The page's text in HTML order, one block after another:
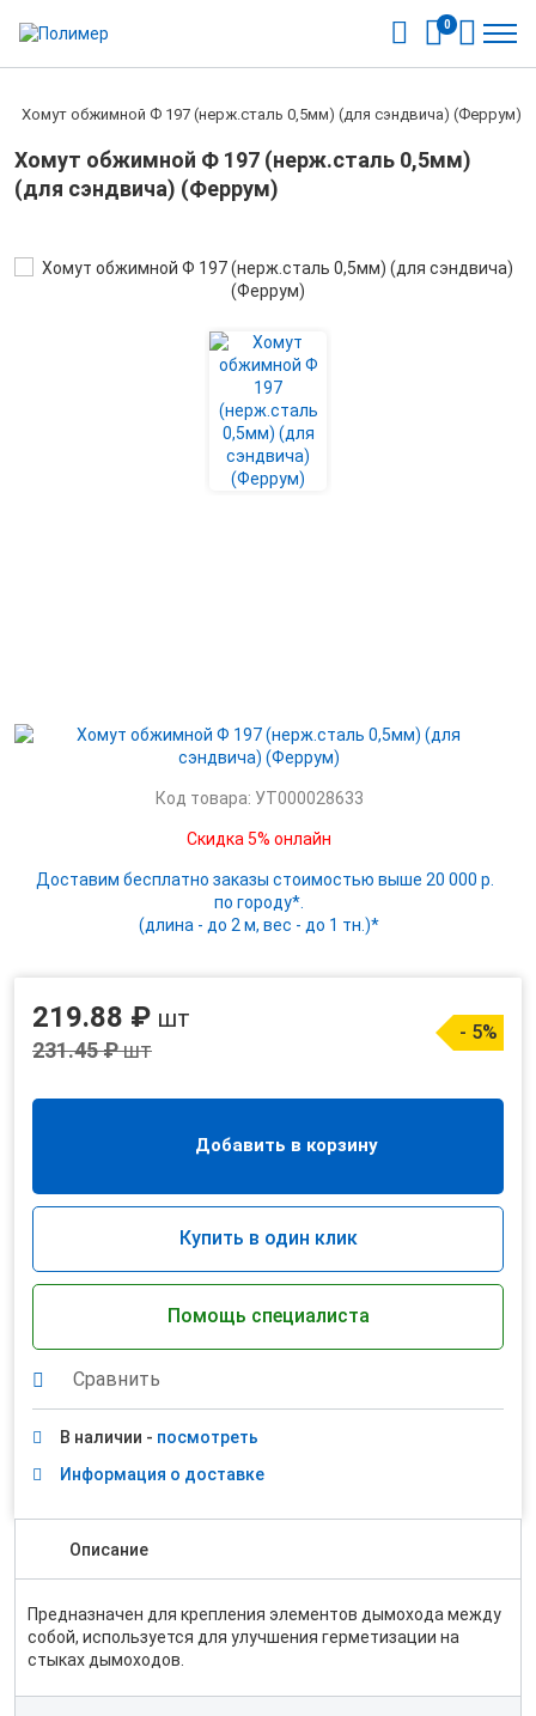
0
Хомут обжимной Ф 197 (нерж.сталь 0,5мм) (для сэндвича) (Феррум)
Хомут обжимной Ф 197 (нерж.сталь 0,5мм)
(для сэндвича) (Феррум)
Код товара: УТ000028633
Скидка 5% онлайн
Доставим бесплатно заказы стоимостью выше 20 000 р.
по городу*.
(длина - до 2 м, вес - до 1 тн.)*
219.88 ₽ шт
231.45 ₽шт
- 5%
Добавить в корзину
Купить в один клик
Помощь специалиста
Сравнить
В наличии - посмотреть
Информация о доставке
Описание
Предназначен для крепления элементов дымохода между
собой, используется для улучшения герметизации на
стыках дымоходов.